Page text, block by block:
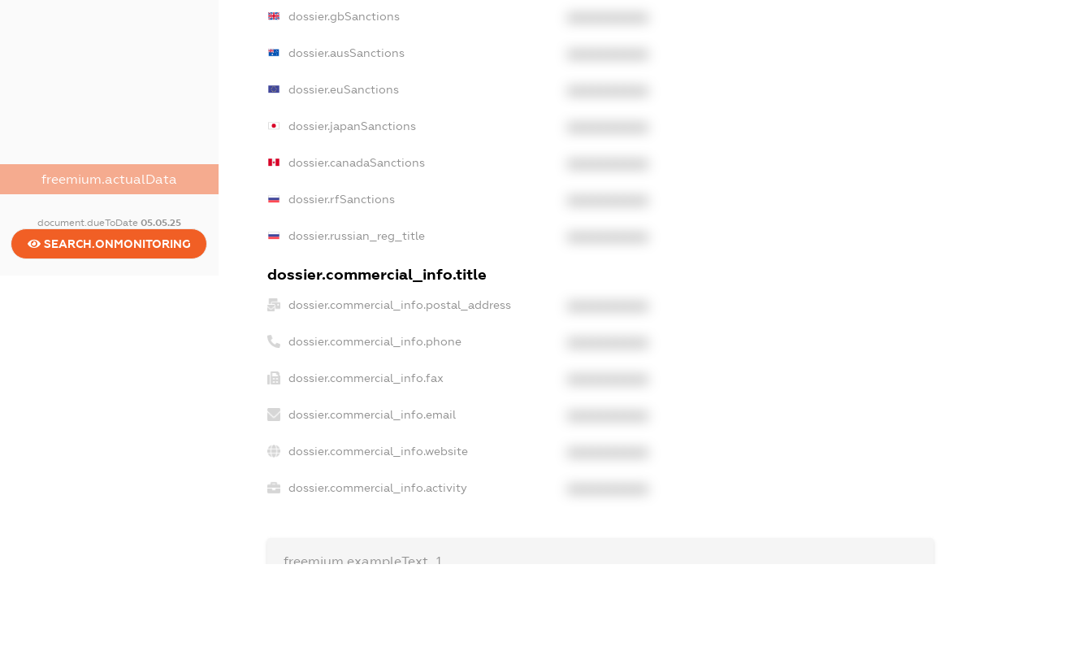
freemium.actualData
document.dueToDate 05.05.25
SEARCH.ONMONITORING
dossier.gbSanctions
dossier.ausSanctions
dossier.euSanctions
dossier.japanSanctions
dossier.canadaSanctions
dossier.rfSanctions
dossier.russian_reg_title
dossier.commercial_info.title
dossier.commercial_info.postal_address
dossier.commercial_info.phone
dossier.commercial_info.fax
dossier.commercial_info.email
dossier.commercial_info.website
dossier.commercial_info.activity
freemium.exampleText_1